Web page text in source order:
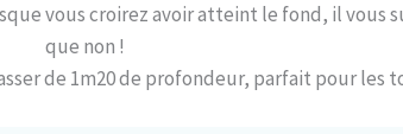
vous croirez avoir atteint le fond, il vous
que non !
de 1m20 de profondeur, parfait pour les